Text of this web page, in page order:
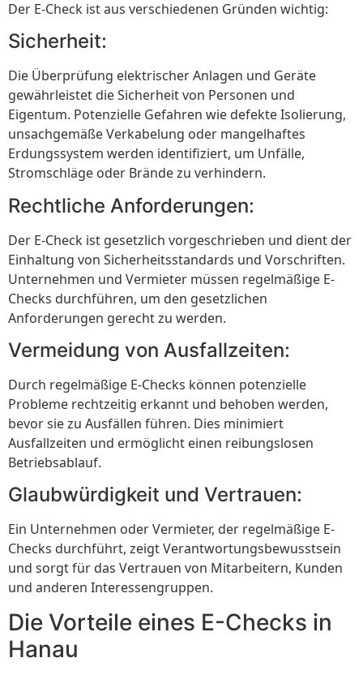
Der E-Check ist aus verschiedenen Gründen wichtig:
Sicherheit:
Die Überprüfung elektrischer Anlagen und Geräte
gewährleistet die Sicherheit von Personen und
Eigentum. Potenzielle Gefahren wie defekte Isolierung,
unsachgemäße Verkabelung oder mangelhaftes
Erdungssystem werden identifiziert, um Unfälle,
Stromschläge oder Brände zu verhindern.
Rechtliche Anforderungen:
Der E-Check ist gesetzlich vorgeschrieben und dient der
Einhaltung von Sicherheitsstandards und Vorschriften.
Unternehmen und Vermieter müssen regelmäßige E-
Checks durchführen, um den gesetzlichen
Anforderungen gerecht zu werden.
Vermeidung von Ausfallzeiten:
Durch regelmäßige E-Checks können potenzielle
Probleme rechtzeitig erkannt und behoben werden,
bevor sie zu Ausfällen führen. Dies minimiert
Ausfallzeiten und ermöglicht einen reibungslosen
Betriebsablauf.
Glaubwürdigkeit und Vertrauen:
Ein Unternehmen oder Vermieter, der regelmäßige E-
Checks durchführt, zeigt Verantwortungsbewusstsein
und sorgt für das Vertrauen von Mitarbeitern, Kunden
und anderen Interessengruppen.
Die Vorteile eines E-Checks in
Hanau